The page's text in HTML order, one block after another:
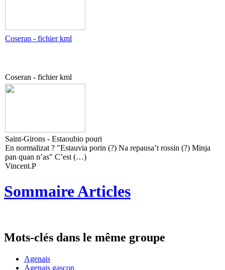
Coseran - fichier kml
Coseran - fichier kml
Saint-Girons - Estaoubio pouri
En normalizat ? "Estauvia porin (?) Na repausa’t rossin (?) Minja
pan quan n’as" C’est (…)
Vincent.P
Sommaire Articles
Mots-clés dans le même groupe
Agenais
Agenais gascon